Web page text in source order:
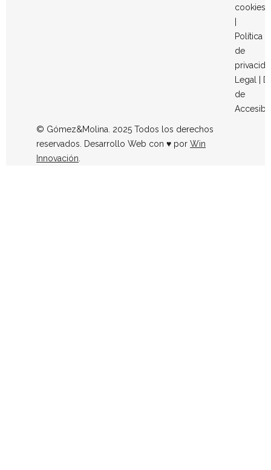
cookies
Política
de
Legal
de
© Gómez&Molina. 2025 Todos los derechos
reservados. Desarrollo Web con ♥ por Win
Innovación.